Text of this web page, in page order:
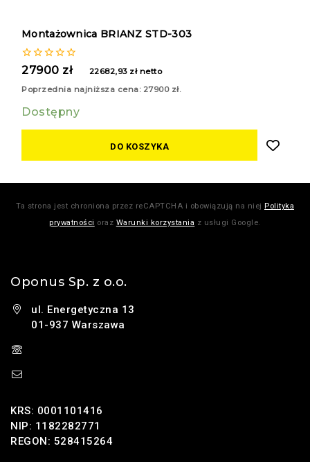
Montażownica BRIANZ STD-303
0
5
27900 zł 22682,93 złnetto
Poprzednia najniższa cena: 27900 zł.
Dostępny
DO KOSZYKA
Ta strona jest chroniona przez reCAPTCHA i obowiązują na niej Polityka
prywatności oraz Warunki korzystania z usługi Google.
Oponus Sp. z o.o.
ul. Energetyczna 13
01-937 Warszawa
KRS: 0001101416
NIP: 1182282771
REGON: 528415264